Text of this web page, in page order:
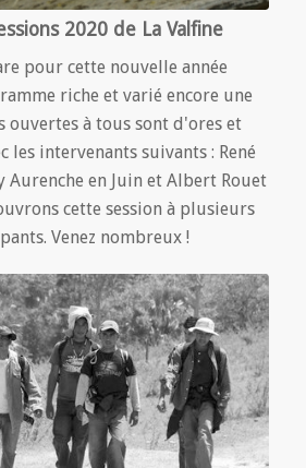
2020 de La Valfine
pour cette nouvelle année
riche et varié encore une
ouvertes à tous sont d'ores et
les intervenants suivants : René
Aurenche en Juin et Albert Rouet
cette session à plusieurs
Venez nombreux !